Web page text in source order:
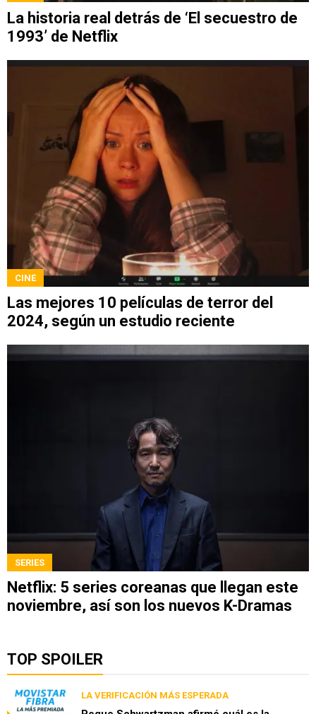
La historia real detrás de ‘El secuestro de
1993’ de Netflix
CINE
Las mejores 10 películas de terror del
2024, según un estudio reciente
SERIES
Netflix: 5 series coreanas que llegan este
noviembre, así son los nuevos K-Dramas
TOP SPOILER
LA VERIFICACIÓN MÁS ESPERADA